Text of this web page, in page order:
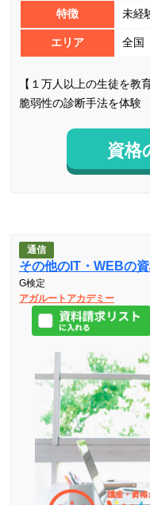
特徴 未経
エリア 全国
【１万人以上の生徒を教
脆弱性の診断手法を体験
資格
通信
その他のIT・WEBの
G検定
アガルートアカデミー